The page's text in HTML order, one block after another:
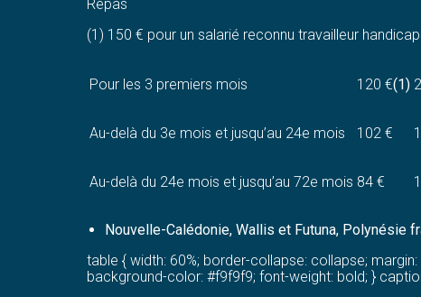
Repas
(1) 150 € pour un salarié reconnu travailleur
Pour les 3 premiers mois 120 €(1)
Au-delà du 3e mois et jusqu’au 24e mois 102 €
Au-delà du 24e mois et jusqu’au 72e mois 84 €
Nouvelle-Calédonie, Wallis et Futuna, Polynésie
table { width: 60%; border-collapse: collapse;
background-color: #f9f9f9; font-weight: bold; }